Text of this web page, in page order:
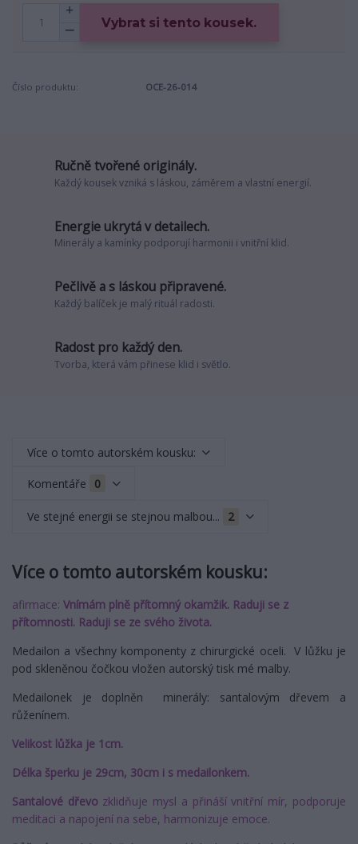
Vybrat si tento kousek.
Číslo produktu: OCE-26-014
Ručně tvořené originály.
Každý kousek vzniká s láskou, záměrem a vlastní energií.
Energie ukrytá v detailech.
Minerály a kamínky podporují harmonii i vnitřní klid.
Pečlivě a s láskou připravené.
Každý balíček je malý rituál radosti.
Radost pro každý den.
Tvorba, která vám přinese klid i světlo.
Více o tomto autorském kousku:
Komentáře 0
Ve stejné energii se stejnou malbou... 2
Více o tomto autorském kousku:
afirmace: Vnímám plně přítomný okamžik. Raduji se z
přítomnosti. Raduji se ze svého života.
Medailon a všechny komponenty z chirurgické oceli. V lůžku je
pod skleněnou čočkou vložen autorský tisk mé malby.
Medailonek je doplněn minerály: santalovým dřevem a
růženínem.
Velikost lůžka je 1cm.
Délka šperku je 29cm, 30cm i s medailonkem.
Santalové dřevozklidňuje mysl a přináší vnitřní mír, podporuje
meditaci a napojení na sebe, harmonizuje emoce.